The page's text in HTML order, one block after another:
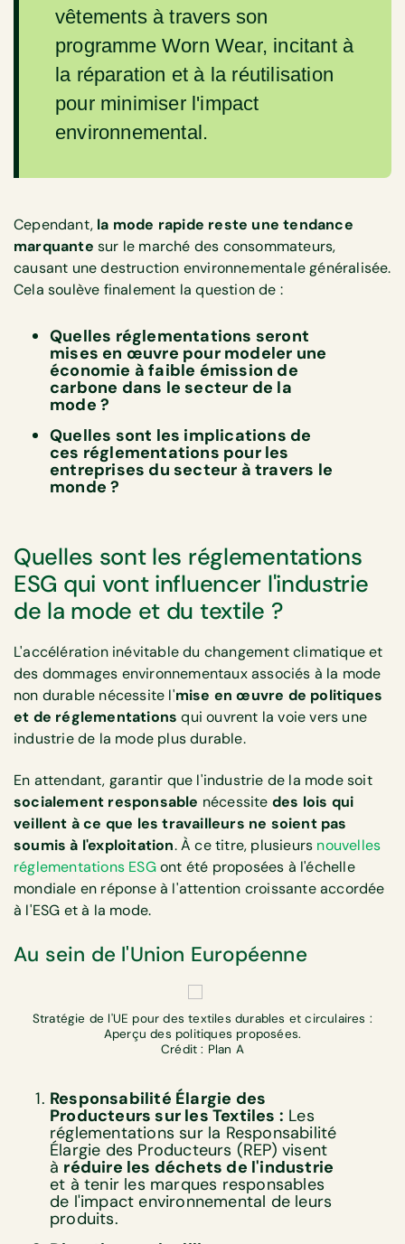
vêtements à travers son
programme Worn Wear, incitant à
la réparation et à la réutilisation
pour minimiser l'impact
environnemental.
Cependant, la mode rapide reste une tendance
marquante sur le marché des consommateurs,
causant une destruction environnementale généralisée.
Cela soulève finalement la question de :
Quelles réglementations seront
mises en œuvre pour modeler une
économie à faible émission de
carbone dans le secteur de la
mode ?
Quelles sont les implications de
ces réglementations pour les
entreprises du secteur à travers le
monde ?
Quelles sont les réglementations
ESG qui vont influencer l'industrie
de la mode et du textile ?
L'accélération inévitable du changement climatique et
des dommages environnementaux associés à la mode
non durable nécessite l'mise en œuvre de politiques
et de réglementations qui ouvrent la voie vers une
industrie de la mode plus durable.
En attendant, garantir que l'industrie de la mode soit
socialement responsable nécessite des lois qui
veillent à ce que les travailleurs ne soient pas
soumis à l'exploitation. À ce titre, plusieurs nouvelles
réglementations ESGont été proposées à l'échelle
mondiale en réponse à l'attention croissante accordée
à l'ESG et à la mode.
Au sein de l'Union Européenne
Stratégie de l'UE pour des textiles durables et circulaires :
Aperçu des politiques proposées.
Crédit : Plan A
Responsabilité Élargie des
Producteurs sur les Textiles : Les
réglementations sur la Responsabilité
Élargie des Producteurs (REP) visent
à réduire les déchets de l'industrie
et à tenir les marques responsables
de l'impact environnemental de leurs
produits.